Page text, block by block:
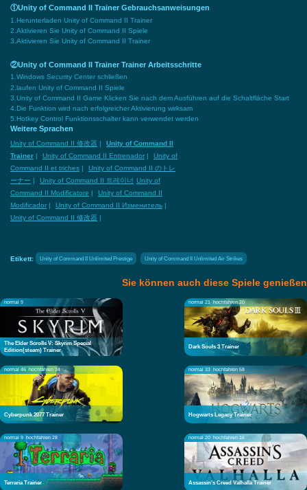
①Unity of Command II Trainer Gebrauchsanweisungen
1.Herunterladen Unity of Command II Trainer
2.Aktivieren Sie Unity of Command II Spiele
3.Aktivieren Sie Unity of Command II Trainer
②Unity of Command II Trainer Trainer Arbeitsschritte
1.Windows Security Center schließen
2.laufen Unity of Command II Spiele
3.Unity of Command II Game Klicken Sie nach dem Ausführen auf die Schaltfläche Start
4.Die Funktion wird nach erfolgreicher Aktivierung wirksam
5.Hotkey Control Funktionsschalter kann verwendet werden
Weitere Sprachen
Unity of Command II 修改器
Unity of Command II
Trainer
Unity of Command II Entrenador
Unity of
Command II et triches
Unity of Command II のトレ
ーナー
Unity of Command II 트레이너 Unity of
Command II Modificatore
Unity of Command II
Modificador
Unity of Command II Изменитель
Unity of Command II 修改器
Etikett: Unity of Command II Unlimited Prestige Unity of Command II Unlimited Air Strikes
Sie können auch diese Spiele genießen
normal 9
The Elder Scrolls V: Skyrim Special
Edition(steam) Trainer
normal 21 hochfahren 20
Dark Souls 3 Trainer
normal 46 hochfahren 34
Cyberpunk 2077 Trainer
normal 33 hochfahren 58
Hogwarts Legacy Trainer
normal 9 hochfahren 28
Terraria Trainer
normal 20 hochfahren 16
Assassin's Creed Valhalla Trainer